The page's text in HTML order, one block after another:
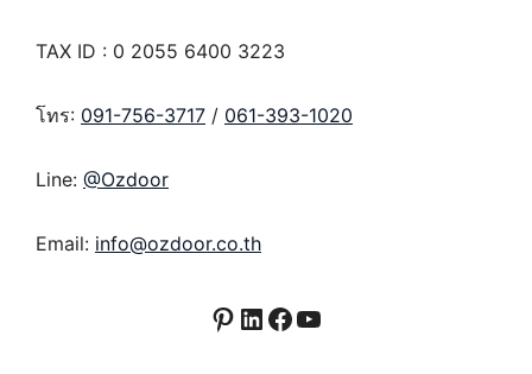
TAX ID : 0 2055 6400 3223
โทร: 091-756-3717 / 061-393-1020
Line: @Ozdoor
Email: info@ozdoor.co.th
Pinterest
LinkedIn
Facebook
YouTube